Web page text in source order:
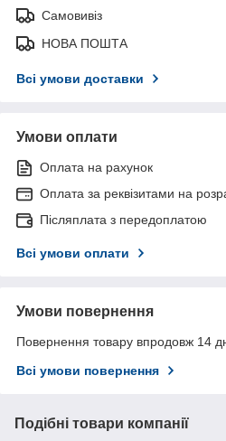
Самовивіз
НОВА ПОШТА
Всі умови доставки
Умови оплати
Оплата на рахунок
Оплата за реквізитами на
Післяплата з передоплатою
Всі умови оплати
Умови повернення
Повернення товару впродовж 14
Всі умови повернення
Подібні товари компанії